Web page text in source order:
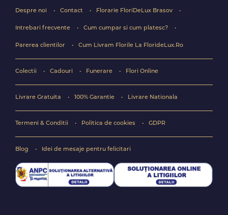
Despre noi Contact Florarie FloriDeLux Brasov
Intrebari frecvente Cum cumpar si cum platesc?
Parerea clientilor Cum Livram Florile La FlorideLux.Ro
Colectii Cadouri Funerare Flori Online
Livrare Gratuita 100% Garantie Livrare Nationala
Termeni & Conditii Politica de cookies GDPR
Blog Idei de mesaje pentru felicitari